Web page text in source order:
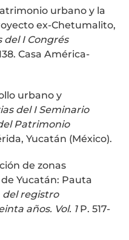
urbano y la
ex-Chetumalito,
del I Congrés
Casa América-
urbano y
del I Seminario
Patrimonio
Yucatán (México).
de zonas
Yucatán: Pauta
del registro
años. Vol. 1P. 517-